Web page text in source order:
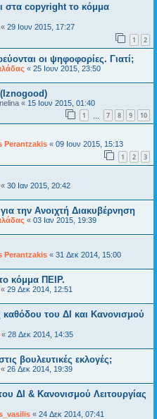
στα copyright το κόμμα
« 29 Ιουν 2015, 17:27
1 2
οι ψηφοφορίες. Γιατί;
« 25 Ιουν 2015, 23:50
« 15 Ιουν 2015, 01:40
1 7 8 9 10
Perantzakis « 09 Ιουν 2015, 15:13
1 2 3
« 30 Ιαν 2015, 20:42
την Ανοιχτή Διακυβέρνηση
« 03 Ιαν 2015, 19:39
Perantzakis « 31 Δεκ 2014, 15:00
κόμμα ΠΕΙΡ.
« 29 Δεκ 2014, 12:51
του ΔΙ και Κανονισμού
« 28 Δεκ 2014, 14:35
βουλευτικές εκλογές;
« 26 Δεκ 2014, 19:39
ΔΙ & Κανονισμού Λειτουργίας
« 24 Δεκ 2014, 07:41